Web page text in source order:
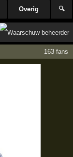
Overig 🔍
163 fans